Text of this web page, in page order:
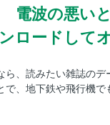
電波の悪い
ロードして
ら、読みたい雑誌の
で、地下鉄や飛行機で